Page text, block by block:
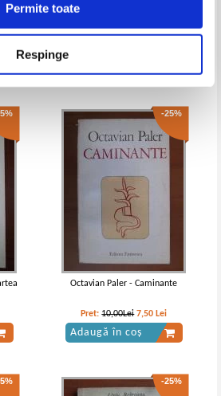
Permite toate
Respinge
Teodor Mazilu - Painea la loc fix
-25%
Octavian Paler - Caminante
Pret:10,00Lei 7,50 Lei
Adaugă în coș
-25%